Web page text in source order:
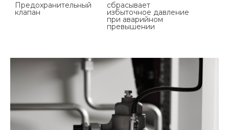
Предохранительный
клапан
сбрасывает
избыточное давление
при аварийном